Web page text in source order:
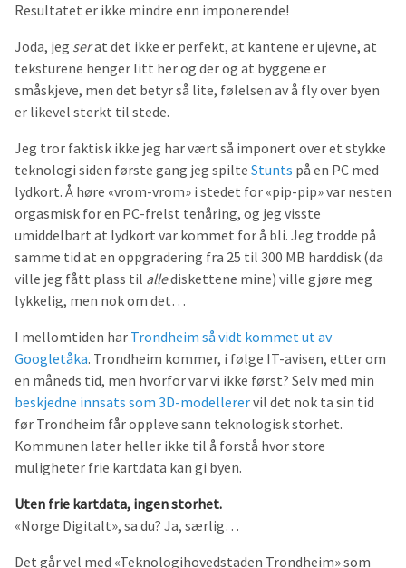
Resultatet er ikke mindre enn imponerende!
Joda, jeg serat det ikke er perfekt, at kantene er ujevne, at
teksturene henger litt her og der og at byggene er
småskjeve, men det betyr så lite, følelsen av å fly over byen
er likevel sterkt til stede.
Jeg tror faktisk ikke jeg har vært så imponert over et stykke
teknologi siden første gang jeg spilte Stunts på en PC med
lydkort. Å høre «vrom-vrom» i stedet for «pip-pip» var nesten
orgasmisk for en PC-frelst tenåring, og jeg visste
umiddelbart at lydkort var kommet for å bli. Jeg trodde på
samme tid at en oppgradering fra 25 til 300 MB harddisk (da
ville jeg fått plass til allediskettene mine) ville gjøre meg
lykkelig, men nok om det…
I mellomtiden har Trondheim så vidt kommet ut av
Googletåka. Trondheim kommer, i følge IT-avisen, etter om
en måneds tid, men hvorfor var vi ikke først? Selv med min
beskjedne innsats som 3D-modellerervil det nok ta sin tid
før Trondheim får oppleve sann teknologisk storhet.
Kommunen later heller ikke til å forstå hvor store
muligheter frie kartdata kan gi byen.
Uten frie kartdata, ingen storhet.
«Norge Digitalt», sa du? Ja, særlig…
Det går vel med «Teknologihovedstaden Trondheim» som